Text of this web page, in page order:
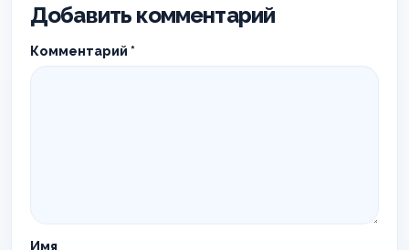
Добавить комментарий
Комментарий *
Имя